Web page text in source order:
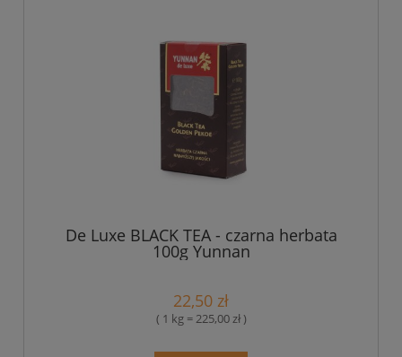
De Luxe BLACK TEA - czarna herbata
100g Yunnan
22,50 zł
( 1 kg = 225,00 zł )